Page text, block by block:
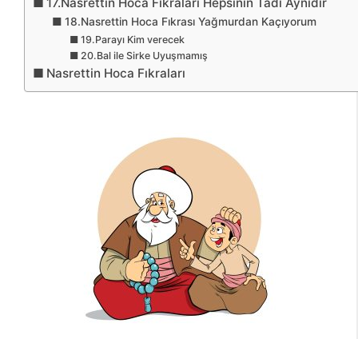
18.Nasrettin Hoca Fıkrası Yağmurdan Kaçıyorum
19.Parayı Kim verecek
20.Bal ile Sirke Uyuşmamış
Nasrettin Hoca Fıkraları